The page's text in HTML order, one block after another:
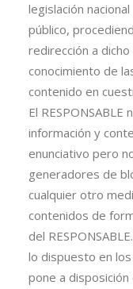
legislación
público,
redirección a
conocimiento de
contenido en
El
información y
enunciativo pero
generadores de
cualquier otro
contenidos de
del
lo dispuesto en los
pone a